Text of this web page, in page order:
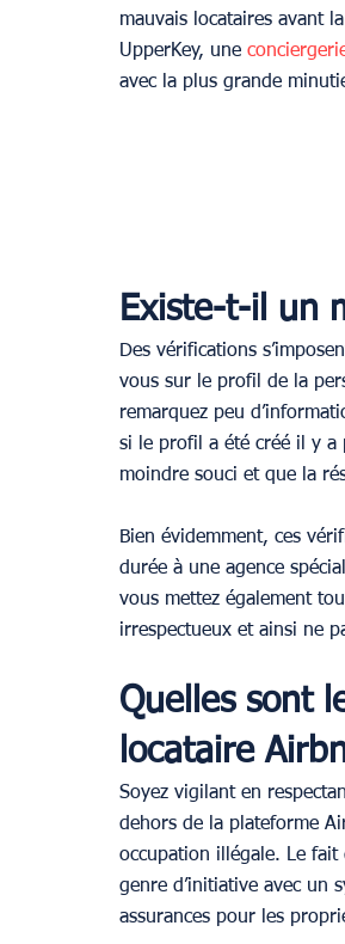
mauvais locataires avant
UpperKey, une
avec la plus grande
Existe-t-il un
Des vérifications
vous sur le profil de la
remarquez peu
si le profil a été créé il y a
moindre souci et que la
Bien évidemment, ces
durée à une agence
vous mettez également
irrespectueux et ainsi ne
Quelles sont
locataire
Soyez vigilant en
dehors de la plateforme
occupation illégale. Le fait
genre d’initiative avec un
assurances pour les